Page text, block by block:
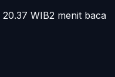
WIB2 menit baca